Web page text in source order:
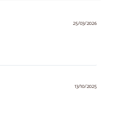
25/03/2026
13/10/2025